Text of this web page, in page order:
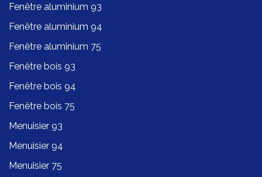
Fenêtre aluminium 93
Fenêtre aluminium 94
Fenêtre aluminium 75
Fenêtre bois 93
Fenêtre bois 94
Fenêtre bois 75
Menuisier 93
Menuisier 94
Menuisier 75